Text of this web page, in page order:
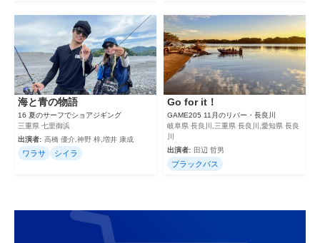
海と青の物語
16 夏のサーフでショアジギング
三重県 七里御浜
出演者: 高橋 優介,神野 梓,増井 康成
ワラサ シイラ
Go for it！
GAME205 11月のリバー・長良川
岐阜県 長良川,三重県 長良川,愛知県 長良
川
出演者: 田辺 哲男
ブラックバス